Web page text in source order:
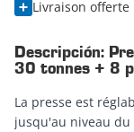
Livraison offerte
Descripción:
30 tonnes + 8
La presse est
jusqu'au niveau du